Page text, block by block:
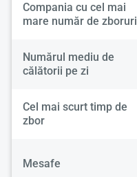
Compania cu cel mai
mare număr de zboruri
Numărul mediu de
călătorii pe zi
Cel mai scurt timp de
zbor
Mesafe